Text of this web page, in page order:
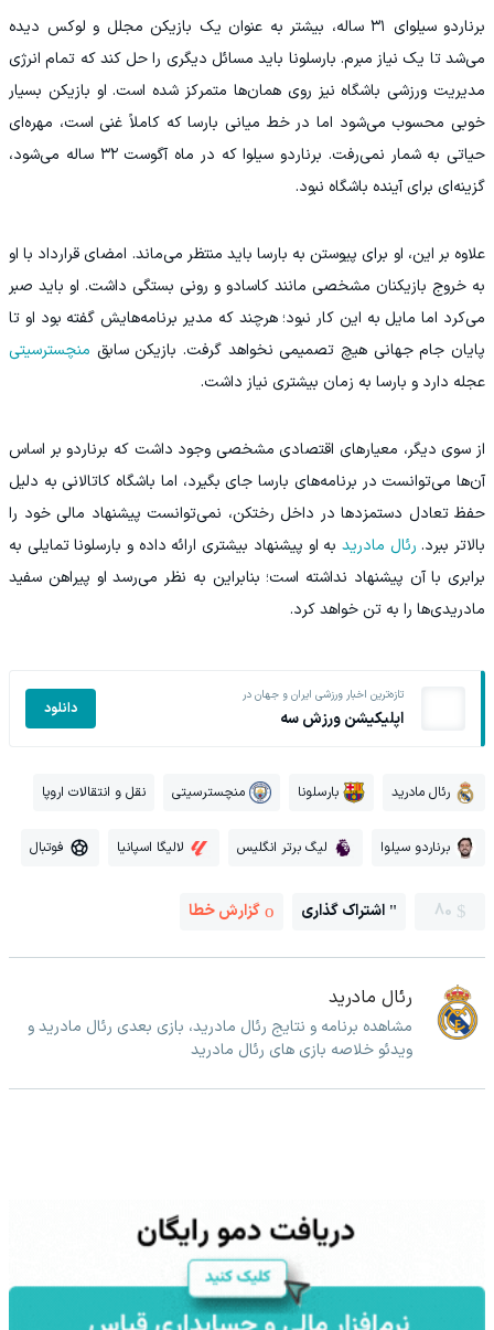
برناردو سیلوای ۳۱ ساله، بیشتر به عنوان یک بازیکن مجلل و لوکس دیده
می‌شد تا یک نیاز مبرم. بارسلونا باید مسائل دیگری را حل کند که تمام انرژی
مدیریت ورزشی باشگاه نیز روی همان‌ها متمرکز شده است. او بازیکن بسیار
خوبی محسوب می‌شود اما در خط میانی بارسا که کاملاً غنی است، مهره‌ای
حیاتی به شمار نمی‌رفت. برناردو سیلوا که در ماه آگوست ۳۲ ساله می‌شود،
گزینه‌ای برای آینده باشگاه نبود.
علاوه بر این، او برای پیوستن به بارسا باید منتظر می‌ماند. امضای قرارداد با او
به خروج بازیکنان مشخصی مانند کاسادو و رونی بستگی داشت. او باید صبر
می‌کرد اما مایل به این کار نبود؛ هرچند که مدیر برنامه‌هایش گفته بود او تا
پایان جام جهانی هیچ تصمیمی نخواهد گرفت. بازیکن سابق منچسترسیتی
عجله دارد و بارسا به زمان بیشتری نیاز داشت.
از سوی دیگر، معیارهای اقتصادی مشخصی وجود داشت که برناردو بر اساس
آن‌ها می‌توانست در برنامه‌های بارسا جای بگیرد، اما باشگاه کاتالانی به دلیل
حفظ تعادل دستمزدها در داخل رختکن، نمی‌توانست پیشنهاد مالی خود را
بالاتر ببرد. رئال مادرید به او پیشنهاد بیشتری ارائه داده و بارسلونا تمایلی به
برابری با آن پیشنهاد نداشته است؛ بنابراین به نظر می‌رسد او پیراهن سفید
مادریدی‌ها را به تن خواهد کرد.
تازه‌ترین اخبار ورزشی ایران و جهان در
اپلیکیشن ورزش سه دانلود
رئال مادرید بارسلونا منچسترسیتی نقل و انتقالات اروپا
برناردو سیلوا لیگ برتر انگلیس لالیگا اسپانیا فوتبال
80 اشتراک گذاری گزارش خطا
رئال مادرید
مشاهده برنامه و نتایج رئال مادرید، بازی بعدی رئال مادرید و
ویدئو خلاصه بازی های رئال مادرید